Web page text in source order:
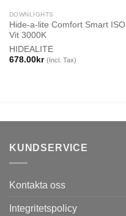
DOWNLIGHTS
Hide-a-lite Comfort Smart ISO
Vit 3000K
HIDEALITE
678.00kr (Incl. Tax)
KUNDSERVICE
Kontakta oss
Integritetspolicy